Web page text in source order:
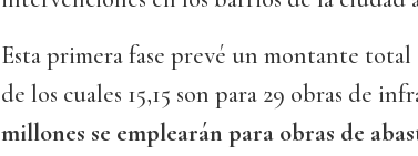
Esta primera fase prevé un montante total
de los cuales 15,15 son para 29 obras de
millones se emplearán para obras de